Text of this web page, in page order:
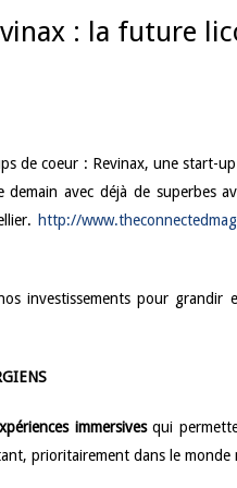
: la future
de coeur : Revinax, une start-
avec déjà de superbes
http://
investissements pour grandir
immersivesqui
prioritairement dans le monde